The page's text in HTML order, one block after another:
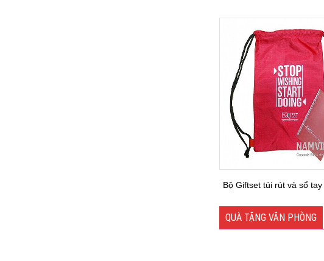
Bộ Giftset túi rút và sổ
QUÀ TẶNG VĂN PHÒNG